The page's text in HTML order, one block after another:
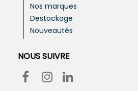
Nos marques
Destockage
Nouveautés
NOUS SUIVRE